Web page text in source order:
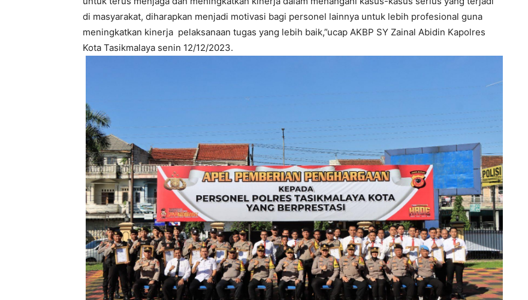
di masyarakat, diharapkan menjadi motivasi bagi personel lainnya untuk lebih profesional guna
meningkatkan kinerja pelaksanaan tugas yang lebih baik,”ucap AKBP SY Zainal Abidin Kapolres
Kota Tasikmalaya senin 12/12/2023.